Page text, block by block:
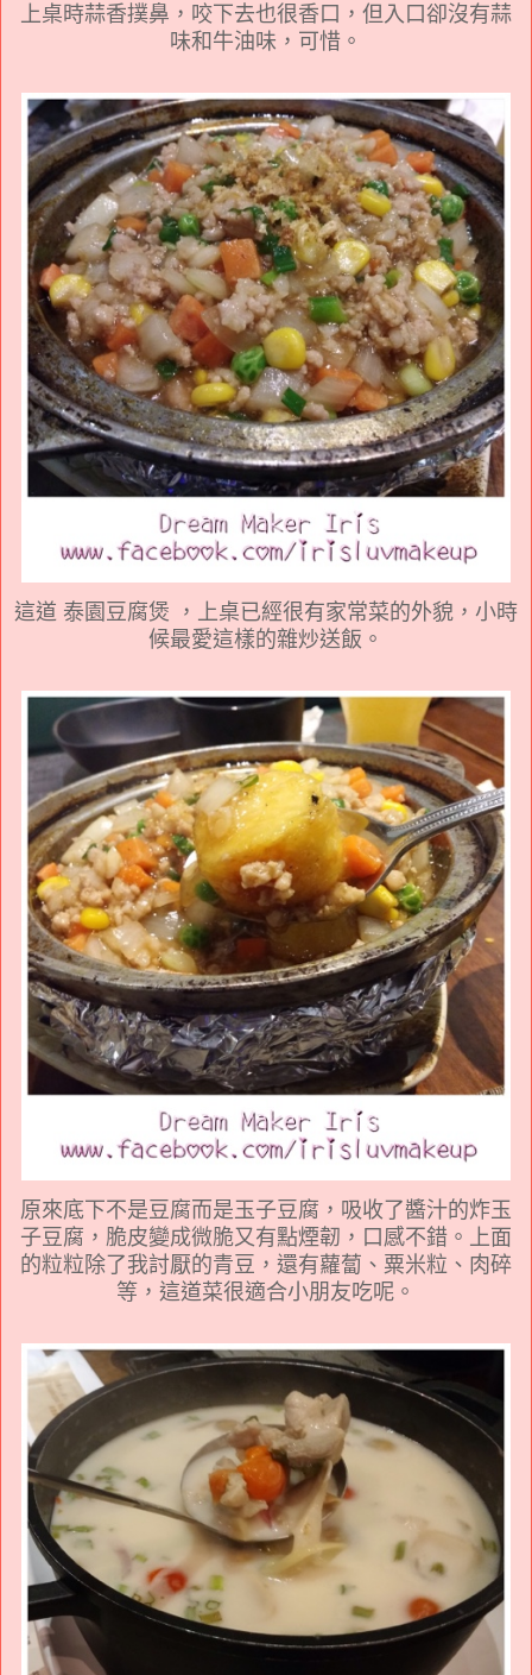
上桌時蒜香撲鼻，咬下去也很香口，但入口卻沒有蒜
味和牛油味，可惜。
這道 泰園豆腐煲 ，上桌已經很有家常菜的外貌，小時
候最愛這樣的雜炒送飯。
原來底下不是豆腐而是玉子豆腐，吸收了醬汁的炸玉
子豆腐，脆皮變成微脆又有點煙韌，口感不錯。上面
的粒粒除了我討厭的青豆，還有蘿蔔、粟米粒、肉碎
等，這道菜很適合小朋友吃呢。